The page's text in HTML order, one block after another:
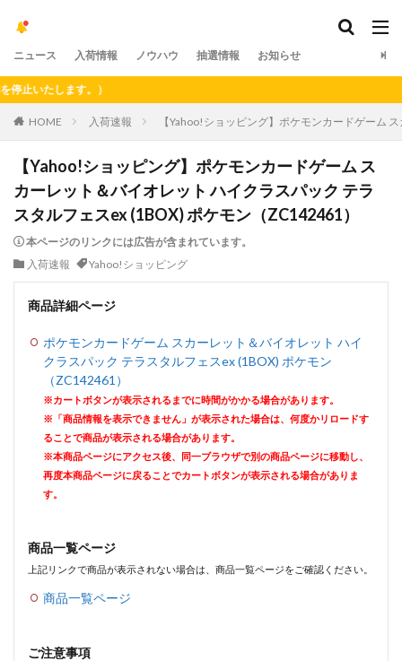
ニュース 入荷情報 ノウハウ 抽選情報 お知らせ
たします。）
HOME 入荷速報 【Yahoo!ショッピング】ポケモンカードゲーム
【Yahoo!ショッピング】ポケモンカードゲーム ス
カーレット＆バイオレット ハイクラスパック テラ
スタルフェスex (1BOX) ポケモン（ZC142461）
本ページのリンクには広告が含まれています。
入荷速報
Yahoo!ショッピング
商品詳細ページ
ポケモンカードゲーム スカーレット＆バイオレット ハイ
クラスパック テラスタルフェスex (1BOX) ポケモン
（ZC142461）
※カートボタンが表示されるまでに時間がかかる場合があります。
※「商品情報を表示できません」が表示された場合は、何度かリロードす
ることで商品が表示される場合があります。
※本商品ページにアクセス後、同一ブラウザで別の商品ページに移動し、
再度本商品ページに戻ることでカートボタンが表示される場合がありま
す。
商品一覧ページ
上記リンクで商品が表示されない場合は、商品一覧ページをご確認ください。
商品一覧ページ
ご注意事項